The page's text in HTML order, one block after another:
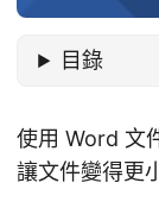
目錄
使用 Word 文
讓文件變得更